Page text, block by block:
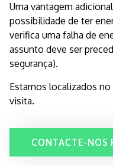
Uma vantagem
possibilidade de ter
verifica uma falha de
assunto deve ser
segurança).
Estamos localizados
visita.
CONTACTE-NOS